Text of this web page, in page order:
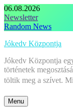
Skip
to
content
06.08.2026
Newsletter
Random News
Jókedv Központja
Jókedv Központja
történetek
töltik meg a szívet.
Menu